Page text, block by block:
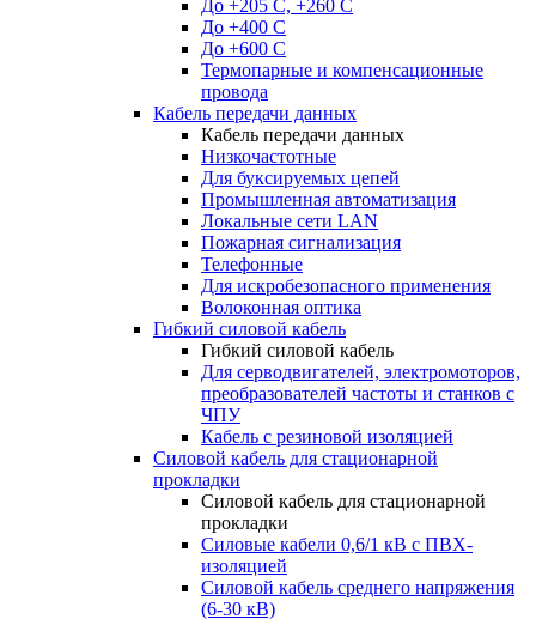
До +205 С, +260 С
До +400 C
До +600 С
Термопарные и компенсационные
провода
Кабель передачи данных
Кабель передачи данных
Низкочастотные
Для буксируемых цепей
Промышленная автоматизация
Локальные сети LAN
Пожарная сигнализация
Телефонные
Для искробезопасного применения
Волоконная оптика
Гибкий силовой кабель
Гибкий силовой кабель
Для серводвигателей, электромоторов,
преобразователей частоты и станков с
ЧПУ
Кабель с резиновой изоляцией
Силовой кабель для стационарной
прокладки
Силовой кабель для стационарной
прокладки
Силовые кабели 0,6/1 кВ с ПВХ-
изоляцией
Силовой кабель среднего напряжения
(6-30 кВ)